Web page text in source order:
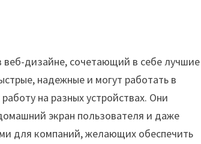
веб-дизайне, сочетающий в себе лучшие
надежные и могут работать в
на разных устройствах. Они
экран пользователя и даже
для компаний, желающих обеспечить